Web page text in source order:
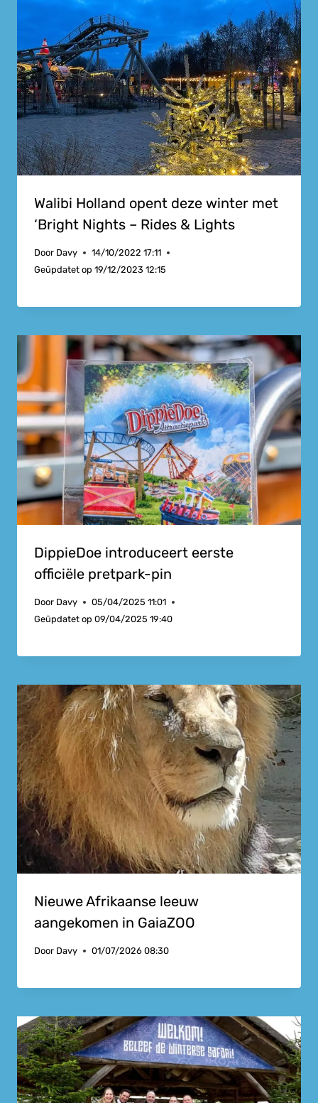
Walibi Holland opent deze winter met
‘Bright Nights – Rides & Lights
Door Davy
14/10/2022 17:11
Geüpdatet op 19/12/2023 12:15
DippieDoe introduceert eerste
officiële pretpark-pin
Door Davy
05/04/2025 11:01
Geüpdatet op 09/04/2025 19:40
Nieuwe Afrikaanse leeuw
aangekomen in GaiaZOO
Door Davy 01/07/2026 08:30